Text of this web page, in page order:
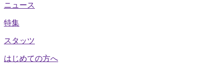
ニュース
特集
スタッツ
はじめての方へ